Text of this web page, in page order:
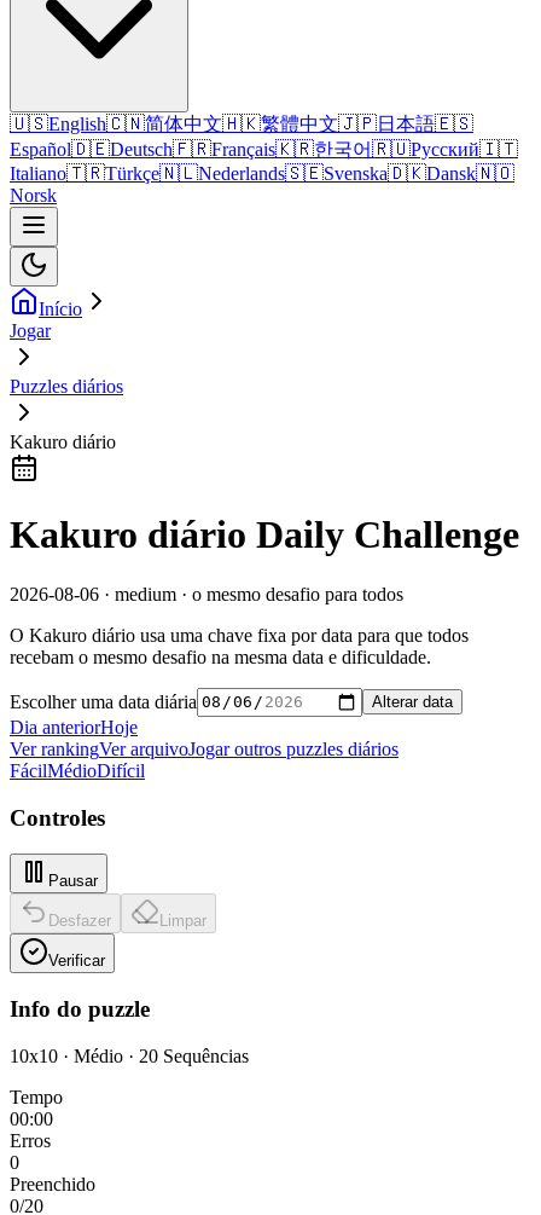
🇺🇸English🇨🇳简体中文🇭🇰繁體中文🇯🇵日本語🇪🇸
Español🇩🇪Deutsch🇫🇷Français🇰🇷한국어🇷🇺Русский🇮🇹
Italiano🇹🇷Türkçe🇳🇱Nederlands🇸🇪Svenska🇩🇰Dansk🇳🇴
Norsk
Início
Jogar
Puzzles diários
Kakuro diário
Kakuro diário Daily Challenge
2026-08-06 · medium · o mesmo desafio para todos
O Kakuro diário usa uma chave fixa por data para que todos
recebam o mesmo desafio na mesma data e dificuldade.
Escolher uma data diária Alterar data
Dia anteriorHoje
Ver rankingVer arquivoJogar outros puzzles diários
FácilMédioDifícil
Controles
Pausar
Desfazer Limpar
Verificar
Info do puzzle
10x10 · Médio · 20 Sequências
Tempo
00:00
Erros
0
Preenchido
0/20